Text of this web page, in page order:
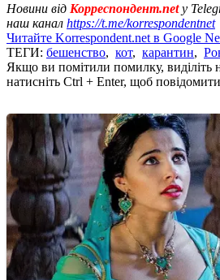
Новини від Корреспондент.netу
наш канал https://t.me/korrespondentnet
Читайте Korrespondent.net в Google
ТЕГИ: бешенство, кот, карантин,
Якщо ви помітили помилку, виділіть
натисніть Ctrl + Enter, щоб